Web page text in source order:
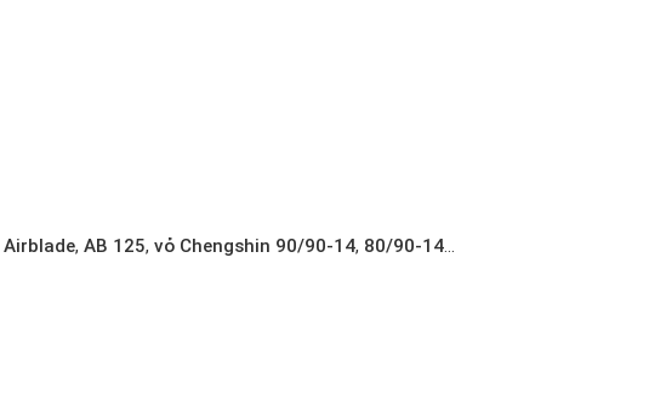
Airblade, AB 125, vỏ Chengshin 90/90-14, 80/90-14…